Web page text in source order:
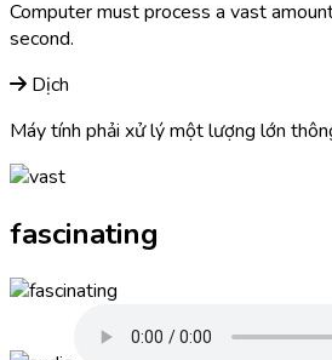
Computer must process a vast
second.
Dịch
Máy tính phải xử lý một lượng lớn
fascinating